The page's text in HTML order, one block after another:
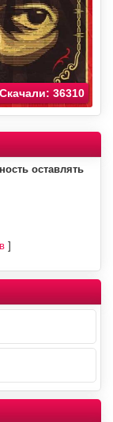
Скачали: 36310
оставлять
]